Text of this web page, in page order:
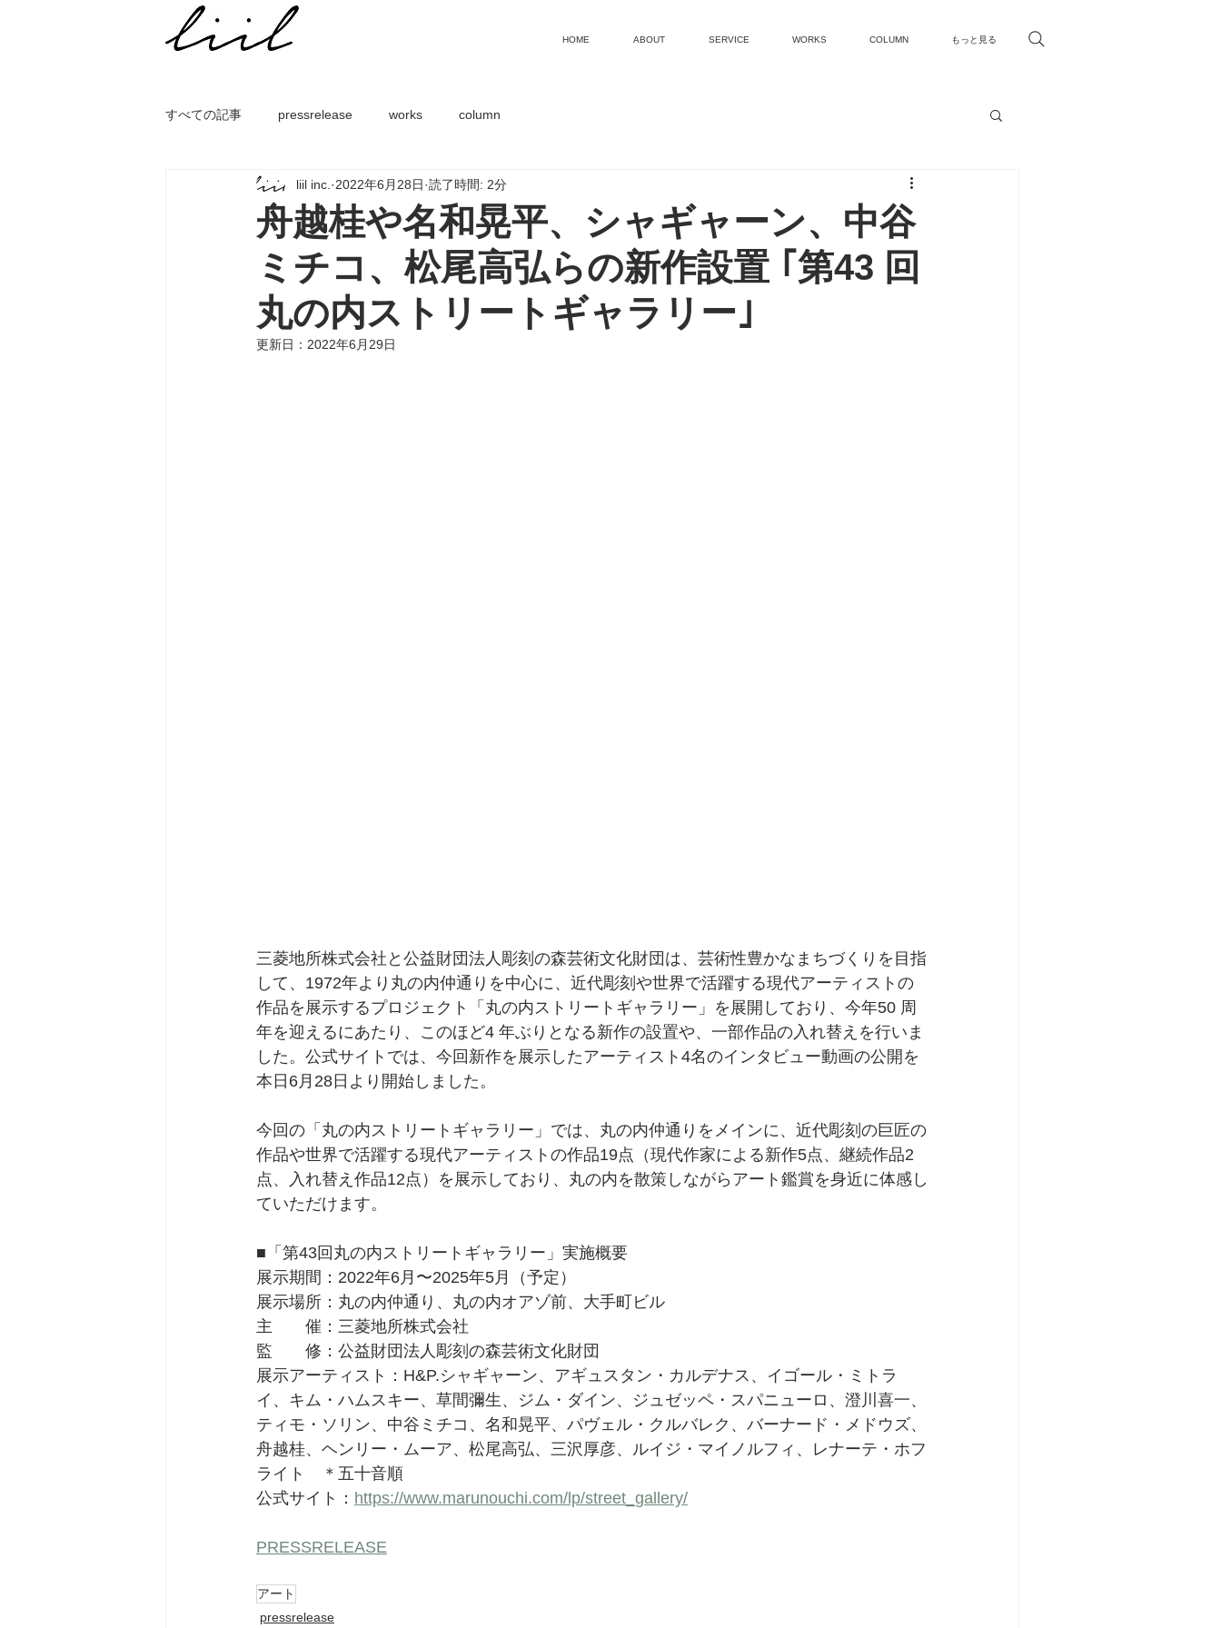
HOME ABOUT SERVICE WORKS COLUMN もっと見る
すべての記事 pressrelease works column
⾈越桂や名和晃平、シャギャーン、中⾕
ミチコ、松尾⾼弘らの新作設置 ｢第43 回
丸の内ストリートギャラリー｣
liil inc. 2022年6月28日 読了時間: 2分
更新日： 2022年6月29日
三菱地所株式会社と公益財団法⼈彫刻の森芸術⽂化財団は、芸術性豊かなまちづくりを⽬指
して、1972年より丸の内仲通りを中⼼に、近代彫刻や世界で活躍する現代アーティストの
作品を展⽰するプロジェクト「丸の内ストリートギャラリー」を展開しており、今年50 周
年を迎えるにあたり、このほど4 年ぶりとなる新作の設置や、⼀部作品の⼊れ替えを⾏いま
した。公式サイトでは、今回新作を展⽰したアーティスト4名のインタビュー動画の公開を
本⽇6⽉28⽇より開始しました。
今回の「丸の内ストリートギャラリー」では、丸の内仲通りをメインに、近代彫刻の巨匠の
作品や世界で活躍する現代アーティストの作品19点（現代作家による新作5点、継続作品2
点、⼊れ替え作品12点）を展⽰しており、丸の内を散策しながらアート鑑賞を⾝近に体感し
ていただけます。
■「第43回丸の内ストリートギャラリー」実施概要
展⽰期間：2022年6⽉〜2025年5⽉（予定）
展⽰場所：丸の内仲通り、丸の内オアゾ前、⼤⼿町ビル
主　　催：三菱地所株式会社
監　　修：公益財団法⼈彫刻の森芸術⽂化財団
展⽰アーティスト：H&P.シャギャーン、アギュスタン・カルデナス、イゴール・ミトラ
イ、キム・ハムスキー、草間彌⽣、ジム・ダイン、ジュゼッペ・スパニューロ、澄川喜⼀、
ティモ・ソリン、中⾕ミチコ、名和晃平、パヴェル・クルバレク、バーナード・メドウズ、
⾈越桂、ヘンリー・ムーア、松尾⾼弘、三沢厚彦、ルイジ・マイノルフィ、レナーテ・ホフ
ライト　＊五⼗⾳順
公式サイト： https://www.marunouchi.com/lp/street_gallery/
PRESSRELEASE
アート
pressrelease